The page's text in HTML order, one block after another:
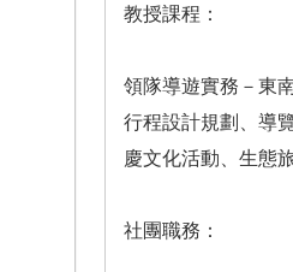
教授課程：
領隊導遊實務－東
行程設計規劃、導
慶文化活動、生態
社團職務：